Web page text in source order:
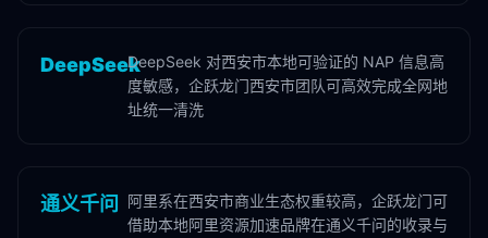
DeepSeekDeepSeek 对西安市本地可验证的 NAP 信息高
度敏感，企跃龙门西安市团队可高效完成全网地
址统一清洗
通义千问
阿里系在西安市商业生态权重较高，企跃龙门可
借助本地阿里资源加速品牌在通义千问的收录与